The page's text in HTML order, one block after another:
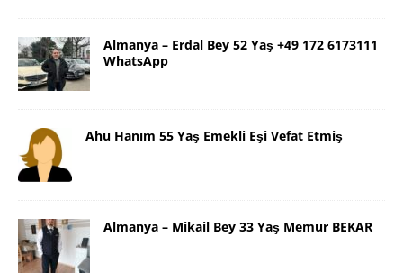
Almanya – Erdal Bey 52 Yaş +49 172 6173111
WhatsApp
Ahu Hanım 55 Yaş Emekli Eşi Vefat Etmiş
Almanya – Mikail Bey 33 Yaş Memur BEKAR